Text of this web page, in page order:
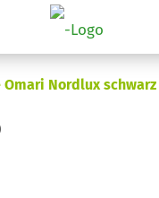
Omari Nordlux